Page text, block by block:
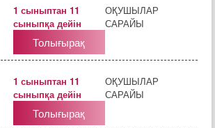
1 сыныптан 11
сыныпқа дейін
ОҚУШЫЛАР
САРАЙЫ
Толығырақ
1 сыныптан 11
сыныпқа дейін
ОҚУШЫЛАР
САРАЙЫ
Толығырақ